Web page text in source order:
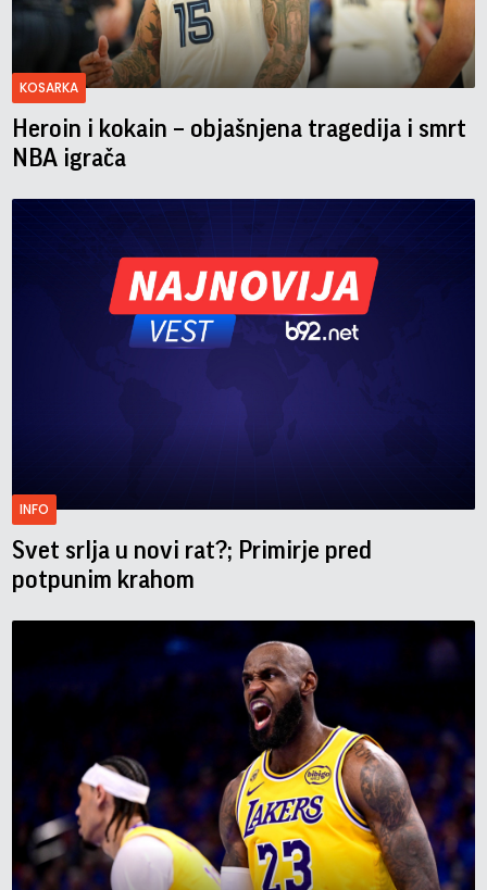
KOSARKA
Heroin i kokain – objašnjena tragedija i smrt
NBA igrača
INFO
Svet srlja u novi rat?; Primirje pred
potpunim krahom